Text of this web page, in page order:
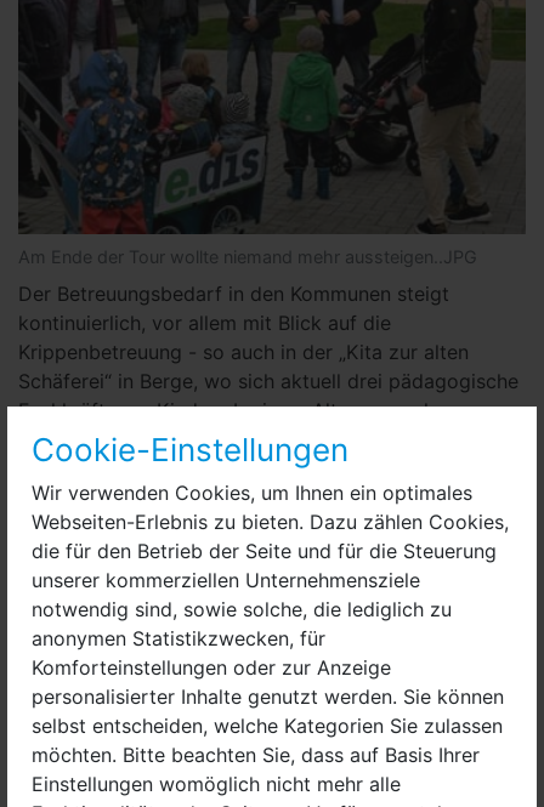
Cookie-Einstellungen
Wir verwenden Cookies, um Ihnen ein optimales
Webseiten-Erlebnis zu bieten. Dazu zählen Cookies,
die für den Betrieb der Seite und für die Steuerung
unserer kommerziellen Unternehmensziele
notwendig sind, sowie solche, die lediglich zu
anonymen Statistikzwecken, für
Komforteinstellungen oder zur Anzeige
personalisierter Inhalte genutzt werden. Sie können
selbst entscheiden, welche Kategorien Sie zulassen
möchten. Bitte beachten Sie, dass auf Basis Ihrer
Einstellungen womöglich nicht mehr alle
Am Ende der Tour wollte niemand mehr aussteigen..JPG
Der Betreuungsbedarf in den Kommunen steigt
kontinuierlich, vor allem mit Blick auf die
Krippenbetreuung - so auch in der „Kita zur alten
Schäferei“ in Berge, wo sich aktuell drei pädagogische
Fachkräfte um Kinder ab einem Alter von zehn
Monaten kümmern. Erst im September 2019 fand der
erste Spatenstich statt. Im September 2020 hat bereits
die erste Gruppe ihren Betrieb aufgenommen.
Mittlerweile sind die Arbeiten vor Ort soweit
abgeschlossen, und 13 Kinder werden derzeit betreut.
„Bis zum kommenden Januar werden wohl alle 41
Plätze belegt sein“, erklärte Kitaleiterin Inga Flemming.
Auch, wenn die Kita sehr gut ausgestattet ist, bestand
der Wunsch nach einem Krippenwagen für etwas
längere Ausflüge und Spaziergänge durchs Dorf. Der
Versorger Edis kam dem Bedürfnis nach und spendete
den nagelneuen Krippenwagen, der bis zu sechs